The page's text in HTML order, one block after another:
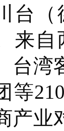
台（
来自
台湾
等
产业